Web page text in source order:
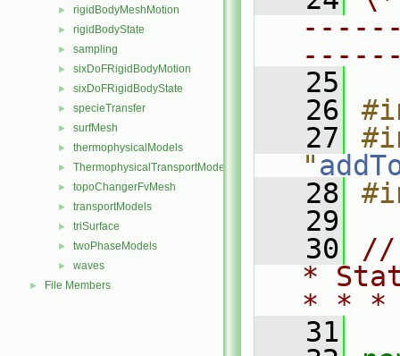
► rigidBodyMeshMotion
► rigidBodyState
► sampling
► sixDoFRigidBodyMotion
► sixDoFRigidBodyState
► specieTransfer
► surfMesh
► thermophysicalModels
► ThermophysicalTransportModels
► topoChangerFvMesh
► transportModels
► triSurface
► twoPhaseModels
► waves
► File Members
   25
   26
   27
"
   28
   29
   30
//
*
* *
   31